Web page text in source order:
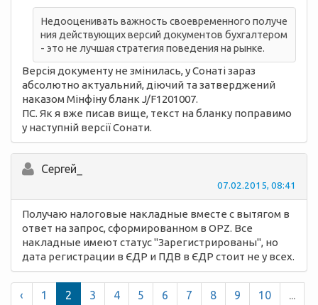
Недооценивать важность своевременного получе
ния действующих версий документов бухгалтером
- это не лучшая стратегия поведения на рынке.
Версія документу не змінилась, у Сонаті зараз
абсолютно актуальний, діючий та затверджений
наказом Мінфіну бланк J/F1201007.
ПС. Як я вже писав вище, текст на бланку поправимо
у наступній версії Сонати.
Сергей_
07.02.2015, 08:41
Получаю налоговые накладные вместе с вытягом в
ответ на запрос, сформированном в OPZ. Все
накладные имеют статус "Зарегистрированы", но
дата регистрации в ЄДР и ПДВ в ЄДР стоит не у всех.
‹ 1 2 3 4 5 6 7 8 9 10 ...